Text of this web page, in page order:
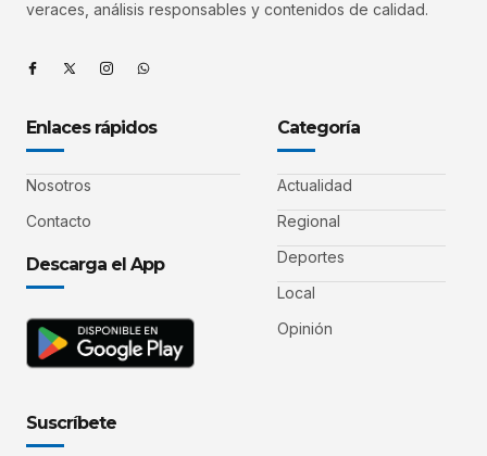
veraces, análisis responsables y contenidos de calidad.
Enlaces rápidos
Nosotros
Contacto
Descarga el App
Categoría
Actualidad
Regional
Deportes
Local
Opinión
Suscríbete